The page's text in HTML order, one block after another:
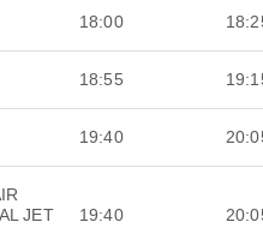
18:00
18:55
19:40
JET
19:40